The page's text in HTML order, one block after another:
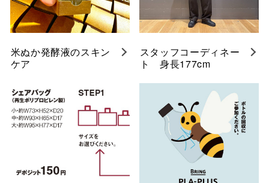
米ぬか発酵液のスキン
ケア
スタッフコーディネー
ト 身長177cm